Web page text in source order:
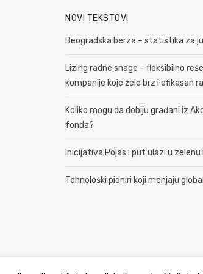
NOVI TEKSTOVI
Beogradska berza – statistika za
Lizing radne snage – fleksibilno
kompanije koje žele brz i efikasan
Koliko mogu da dobiju građani iz
fonda?
Inicijativa Pojas i put ulazi u zelenu
Tehnološki pioniri koji menjaju